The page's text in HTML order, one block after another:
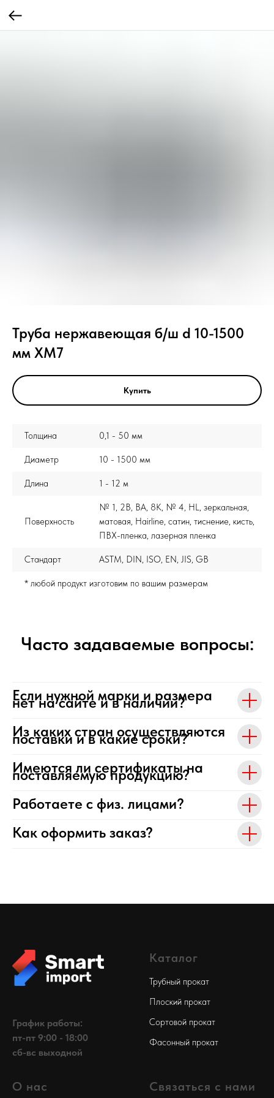
Труба нержавеющая б/ш d 10-1500
мм XM7
Купить
Толщина 0,1 - 50 мм
Диаметр 10 - 1500 мм
Длина 1 - 12 м
Поверхность
№ 1, 2B, BA, 8K, № 4, HL, зеркальная,
матовая, Hairline, сатин, тиснение, кисть,
ПВХ-пленка, лазерная пленка
Стандарт ASTM, DIN, ISO, EN, JIS, GB
* любой продукт изготовим по вашим размерам
Часто задаваемые вопросы:
Если нужной марки и размера
нет на сайте и в наличии?
Из каких стран осуществляются
поставки и в какие сроки?
Имеются ли сертификаты на
поставляемую продукцию?
Работаете с физ. лицами?
Как оформить заказ?
График работы:
пт-пт 9:00 - 18:00
сб-вс выходной
Каталог
Трубный прокат
Плоский прокат
Сортовой прокат
Фасонный прокат
О нас Связаться с нами